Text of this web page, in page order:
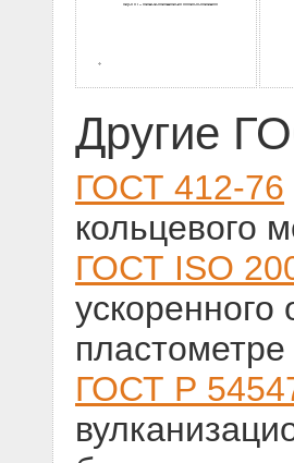
Другие
ГОСТ 412-76
кольцевого
ГОСТ ISO
ускоренного
пластометре
ГОСТ Р